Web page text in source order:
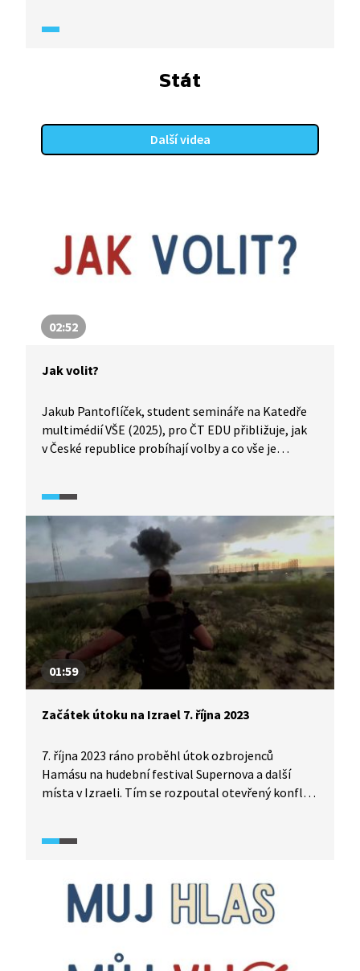
o právech dítěte, novinářské schopnosti sousedky
a dětských práv. Z hlediska práva nejsou ani děti
Stát
Další videa
02:52
Jak volit?
Jakub Pantoflíček, student semináře na Katedře
multimédií VŠE (2025), pro ČT EDU přibližuje, jak
v České republice probíhají volby a co vše je
to funguje ve volební místnosti a co dělat, pokud
volič nemůže přijít osobně. Zdůrazňuje, že každý
hlas se počítá a že volby jsou příležitostí ovlivnit
dění kolem nás.
01:59
Začátek útoku na Izrael 7. října 2023
7. října 2023 ráno proběhl útok ozbrojenců
Hamásu na hudební festival Supernova a další
místa v Izraeli. Tím se rozpoutal otevřený konflikt
jak probíhal začátek celého útoku. Dění vidíme
hlavně útočníků, kteří si vše točili na kamery.